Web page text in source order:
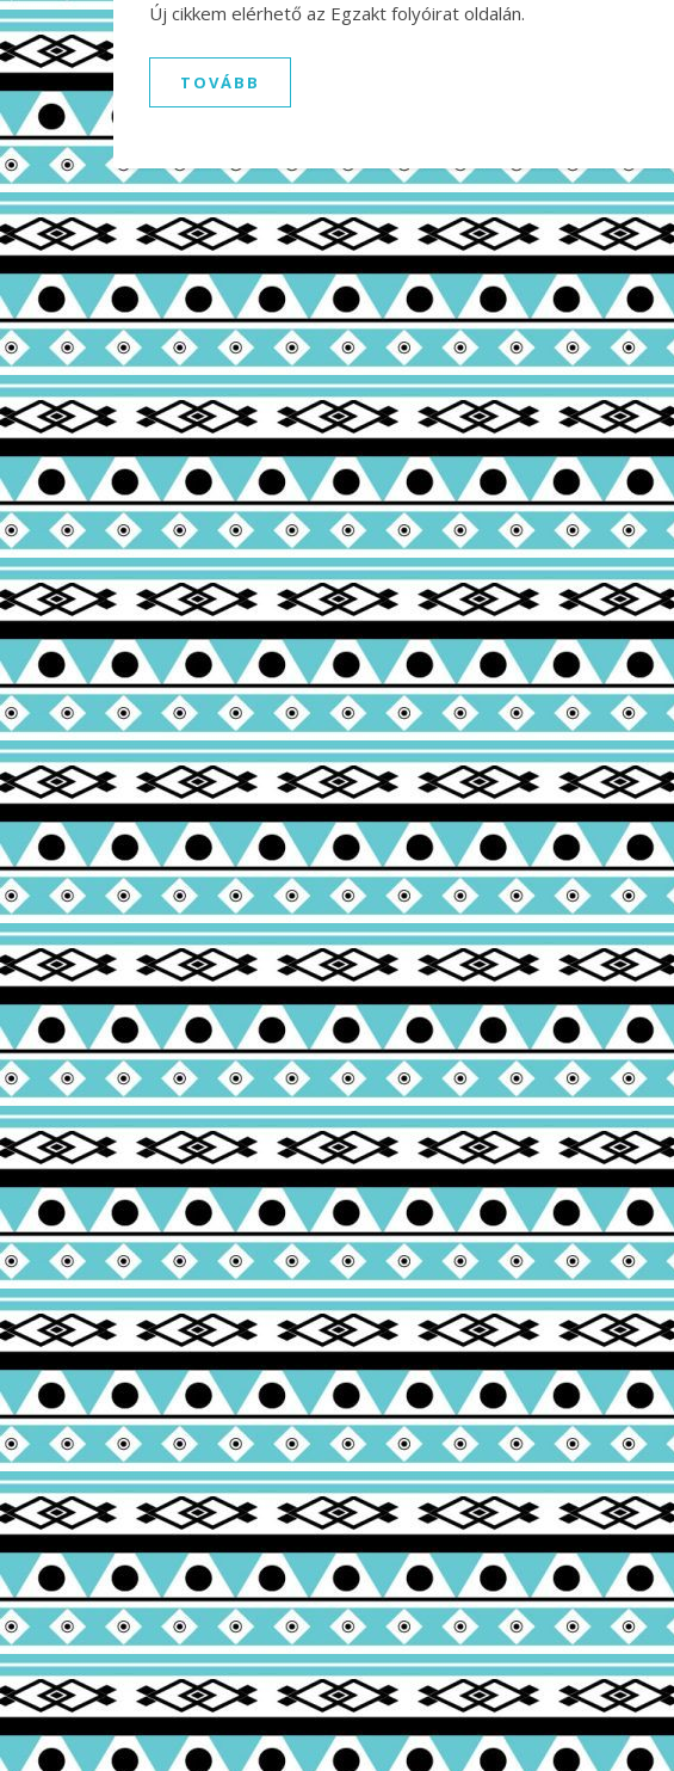
Új cikkem elérhető az Egzakt folyóirat oldalán.
TOVÁBB